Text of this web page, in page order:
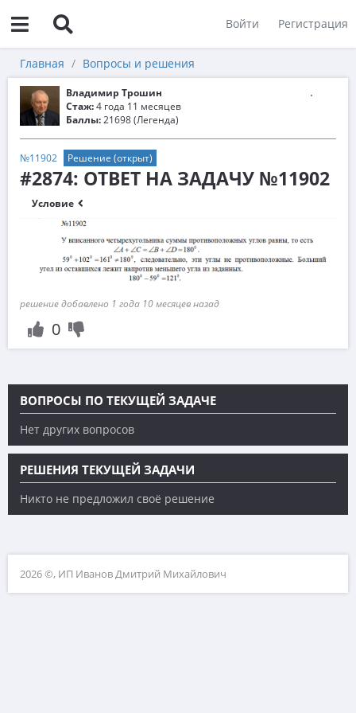
Войти Регистрация
Главная Вопросы и решения
Владимир Трошин
Стаж:4 года 11 месяцев
Баллы:21698 (Легенда)
№11902 Решение (открыт)
#2874: ОТВЕТ НА ЗАДАЧУ №11902
Условие
решение добавлено 1 года 10 месяцев назад
0
ВОПРОСЫ ПО ТЕКУЩЕЙ ЗАДАЧЕ
Нет других вопросов
РЕШЕНИЯ ТЕКУЩЕЙ ЗАДАЧИ
Никто не предложил своё решение
2026 ©, ИП Иванов Дмитрий Михайлович